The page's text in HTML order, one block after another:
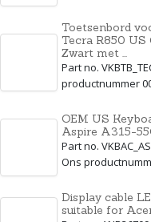
Toetsenbord
Tecra R850 US
Zwart met ...
Part no.
productnummer
OEM US
Aspire A315-
Part no.
Ons
Display cable
suitable for